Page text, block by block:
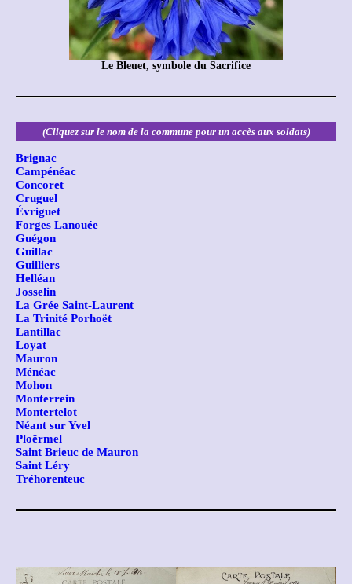
Le Bleuet, symbole du Sacrifice
(Cliquez sur le nom de la commune pour un accès aux soldats)
Brignac
Campénéac
Concoret
Cruguel
Évriguet
Forges Lanouée
Guégon
Guillac
Guilliers
Helléan
Josselin
La Grée Saint-Laurent
La Trinité Porhoët
Lantillac
Loyat
Mauron
Ménéac
Mohon
Monterrein
Montertelot
Néant sur Yvel
Ploërmel
Saint Brieuc de Mauron
Saint Léry
Tréhorenteuc